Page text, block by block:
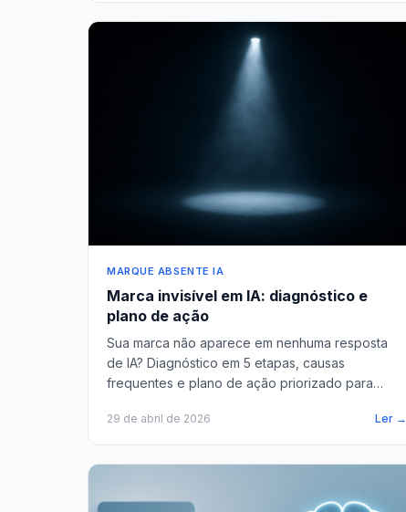
MARQUE ABSENTE IA
Marca invisível em IA: diagnóstico e
plano de ação
Sua marca não aparece em nenhuma resposta
de IA? Diagnóstico em 5 etapas, causas
frequentes e plano de ação priorizado para
29 de abril de 2026 Ler →